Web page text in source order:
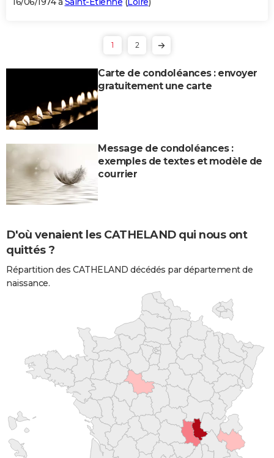
1 2
Carte de condoléances : envoyer
gratuitement une carte
Message de condoléances :
exemples de textes et modèle de
courrier
D'où venaient les CATHELAND qui nous ont
quittés ?
Répartition des CATHELAND décédés par département de
naissance.